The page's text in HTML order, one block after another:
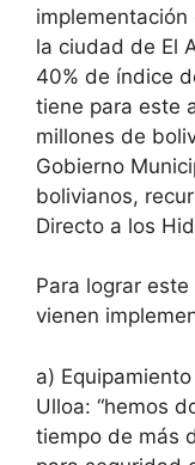
la ciudad de El
40% de índice
tiene para este
millones de
Gobierno
bolivianos,
Directo a los
Para lograr
vienen
a)
Ulloa: “hemos
tiempo de más